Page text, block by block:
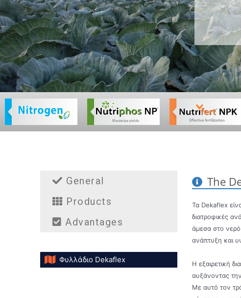
General
Products
Advantages
Φυλλάδιο Dekaflex
The
Τα Dekaflex
διατροφικές
άμεσα στο
ανάπτυξη και
Η εξαιρετική
αυξάνοντας
Με αυτό τον